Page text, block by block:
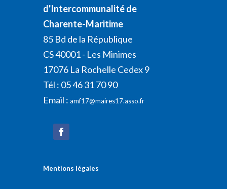
d'Intercommunalité de
Charente-Maritime
85 Bd de la République
CS 40001 - Les Minimes
17076 La Rochelle Cedex 9
Tél : 05 46 31 70 90
Email : amf17@maires17.asso.fr
Mentions légales